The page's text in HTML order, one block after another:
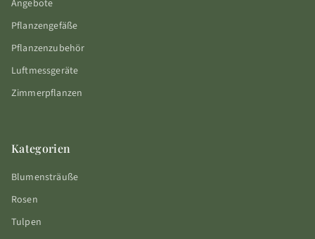
Angebote
Pflanzengefäße
Pflanzenzubehör
Luftmessgeräte
Zimmerpflanzen
Kategorien
Blumensträuße
Rosen
Tulpen